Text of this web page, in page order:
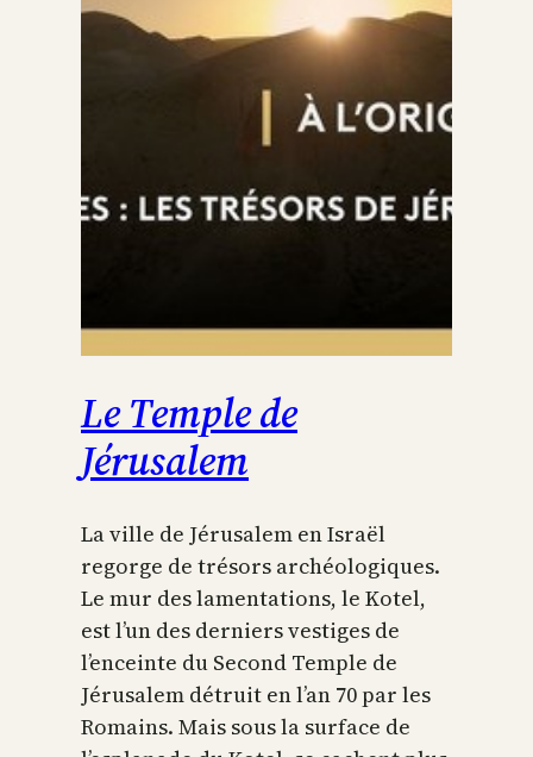
Le Temple de
Jérusalem
La ville de Jérusalem en Israël
regorge de trésors archéologiques.
Le mur des lamentations, le Kotel,
est l’un des derniers vestiges de
l’enceinte du Second Temple de
Jérusalem détruit en l’an 70 par les
Romains. Mais sous la surface de